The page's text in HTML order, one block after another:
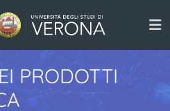
PRODOTTI